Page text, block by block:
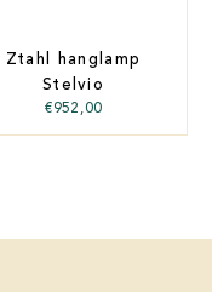
Ztahl hanglamp
Stelvio
€952,00